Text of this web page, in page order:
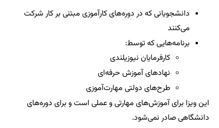
دانشجویانی که در دوره‌های کارآموزی مبتنی بر کار شرکت
می‌کنند
برنامه‌هایی که توسط:
کارفرمایان نیوزیلندی
نهادهای آموزش حرفه‌ای
طرح‌های دولتی مهارت‌آموزی
این ویزا برای آموزش‌های مهارتی و عملی است و برای دوره‌های
دانشگاهی صادر نمی‌شود.